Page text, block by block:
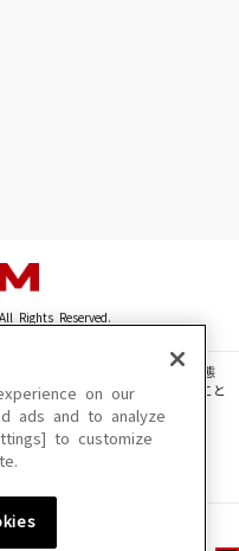
Rights Reserved.
写真・動画・音声等を、手段や形態
複製、転載、ファイル化などすること
けない場合があります。
る場合があります。
on our
ads and to analyze
to customize